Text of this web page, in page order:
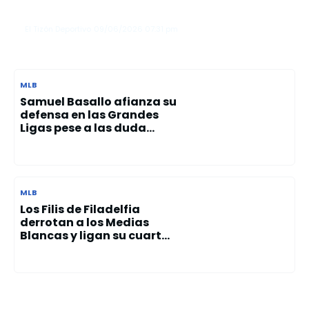
MLB
Samuel Basallo afianza su
defensa en las Grandes
Ligas pese a las duda...
MLB
Los Filis de Filadelfia
derrotan a los Medias
Blancas y ligan su cuart...